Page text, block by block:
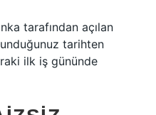
tarafından açılan
tarihten
ilk iş gününde